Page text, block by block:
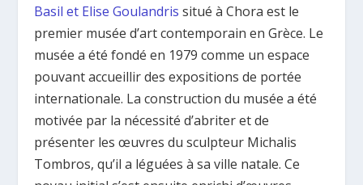
Basil et Elise Goulandrissitué à Chora est le
premier musée d’art contemporain en Grèce. Le
musée a été fondé en 1979 comme un espace
pouvant accueillir des expositions de portée
internationale. La construction du musée a été
motivée par la nécessité d’abriter et de
présenter les œuvres du sculpteur Michalis
Tombros, qu’il a léguées à sa ville natale. Ce